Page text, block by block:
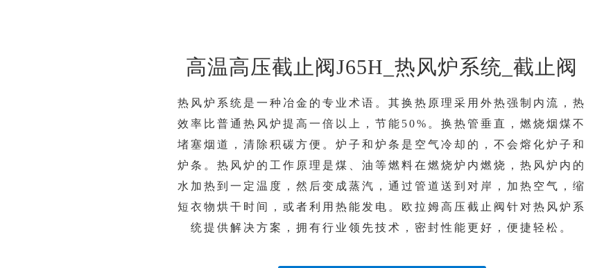
高温高压截止阀J65H_热风炉系统_截止阀
热风炉系统是一种冶金的专业术语。其换热原理采用外热强制内流，热
效率比普通热风炉提高一倍以上，节能50%。换热管垂直，燃烧烟煤不
堵塞烟道，清除积碳方便。炉子和炉条是空气冷却的，不会熔化炉子和
炉条。热风炉的工作原理是煤、油等燃料在燃烧炉内燃烧，热风炉内的
水加热到一定温度，然后变成蒸汽，通过管道送到对岸，加热空气，缩
短衣物烘干时间，或者利用热能发电。欧拉姆高压截止阀针对热风炉系
统提供解决方案，拥有行业领先技术，密封性能更好，便捷轻松。